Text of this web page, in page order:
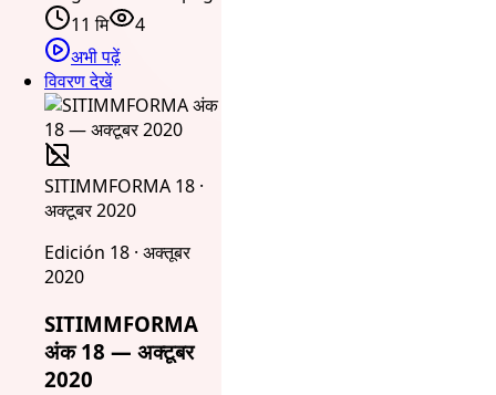
11 मि
4
अभी पढ़ें
विवरण देखें
SITIMMFORMA 18 ·
अक्टूबर 2020
Edición 18 · अक्तूबर
2020
SITIMMFORMA
अंक 18 — अक्टूबर
2020